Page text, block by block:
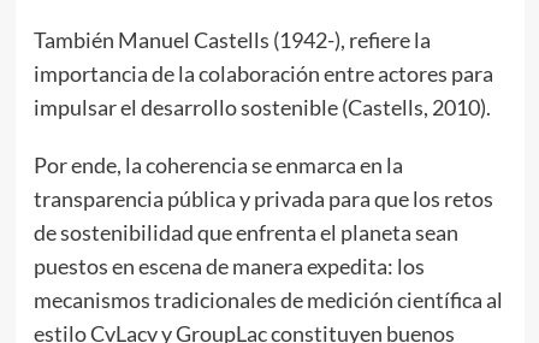
También Manuel Castells (1942-), refiere la
importancia de la colaboración entre actores para
impulsar el desarrollo sostenible (Castells, 2010).
Por ende, la coherencia se enmarca en la
transparencia pública y privada para que los retos
de sostenibilidad que enfrenta el planeta sean
puestos en escena de manera expedita: los
mecanismos tradicionales de medición científica al
estilo CvLacv y GroupLac constituyen buenos